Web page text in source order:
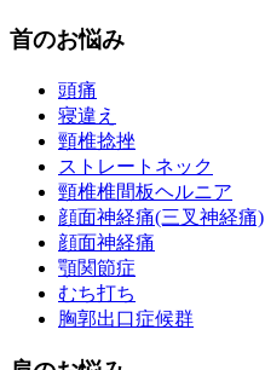
首のお悩み
頭痛
寝違え
頸椎捻挫
ストレートネック
頸椎椎間板ヘルニア
顔面神経痛(三叉神経痛)
顔面神経痛
顎関節症
むち打ち
胸郭出口症候群